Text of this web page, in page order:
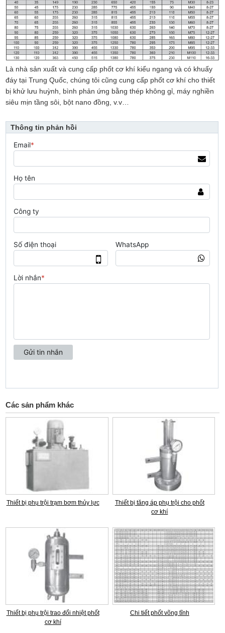
Là nhà sản xuất và cung cấp phốt cơ khí kiểu ngang và có khuấy
đáy tại Trung Quốc, chúng tôi cũng cung cấp phốt cơ khí cho thiết
bị khử lưu huỳnh, bình phản ứng bằng thép không gỉ, máy nghiền
siêu mịn tầng sôi, bột nano đồng, v.v…
Thông tin phản hồi
Các sản phẩm khác
Thiết bị phụ trội trạm bơm thủy lực
Thiết bị tăng áp phụ trội cho phốt
cơ khí
Thiết bị phụ trội trao đổi nhiệt phốt
cơ khí
Chi tiết phốt võng tĩnh